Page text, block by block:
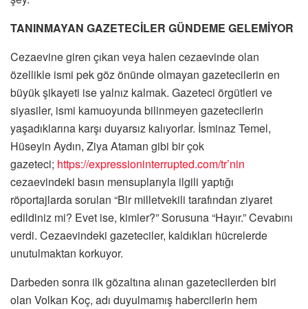
TANINMAYAN GAZETECİLER GÜNDEME GELEMİYOR
Cezaevine giren çıkan veya halen cezaevinde olan
özellikle ismi pek göz önünde olmayan gazetecilerin en
büyük şikayeti ise yalnız kalmak. Gazeteci örgütleri ve
siyasiler, ismi kamuoyunda bilinmeyen gazetecilerin
yaşadıklarına karşı duyarsız kalıyorlar. İsminaz Temel,
Hüseyin Aydın, Ziya Ataman gibi bir çok
gazeteci; https://expressioninterrupted.com/tr’nin
cezaevindeki basın mensuplarıyla ilgili yaptığı
röportajlarda sorulan “Bir milletvekili tarafından ziyaret
edildiniz mi? Evet ise, kimler?” Sorusuna “Hayır.” Cevabını
verdi. Cezaevindeki gazeteciler, kaldıkları hücrelerde
unutulmaktan korkuyor.
Darbeden sonra ilk gözaltına alınan gazetecilerden biri
olan Volkan Koç, adı duyulmamış habercilerin hem